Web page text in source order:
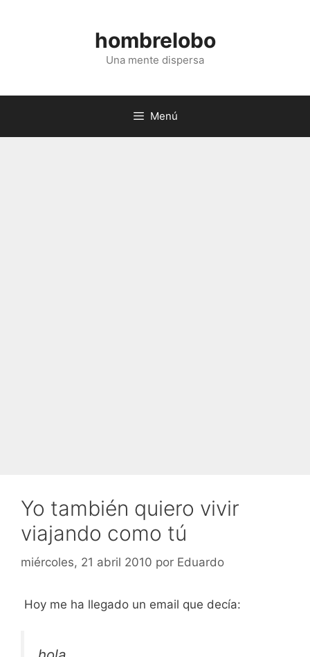
hombrelobo
Una mente dispersa
Menú
Yo también quiero vivir
viajando como tú
miércoles, 21 abril 2010 por Eduardo
Hoy me ha llegado un email que decía: